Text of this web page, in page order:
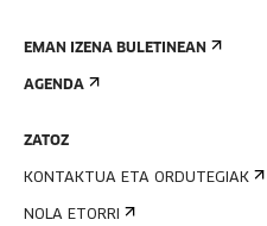
EMAN IZENA BULETINEAN
AGENDA
ZATOZ
KONTAKTUA ETA ORDUTEGIAK
NOLA ETORRI